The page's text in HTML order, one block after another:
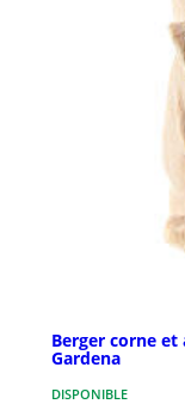
Berger corne et
Gardena
DISPONIBLE